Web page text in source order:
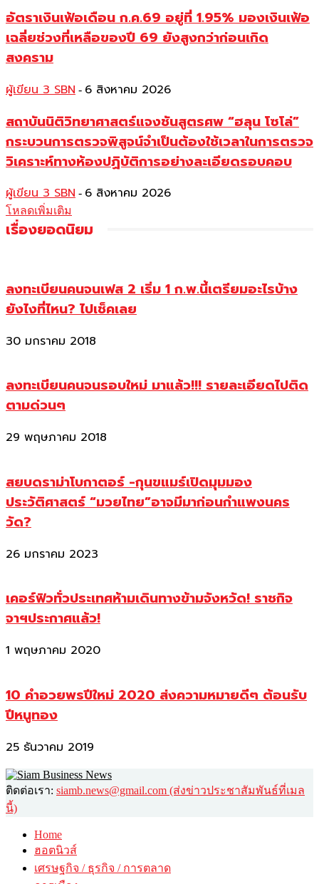
อัตราเงินเฟ้อเดือน ก.ค.69 อยู่ที่ 1.95% มองเงินเฟ้อ
เฉลี่ยช่วงที่เหลือของปี 69 ยังสูงกว่าก่อนเกิด
สงคราม
ผู้เขียน 3 SBN - 6 สิงหาคม 2026
สถาบันนิติวิทยาศาสตร์แจงชันสูตรศพ “ฮลุน โซโล่”
กระบวนการตรวจพิสูจน์จำเป็นต้องใช้เวลาในการตรวจ
วิเคราะห์ทางห้องปฏิบัติการอย่างละเอียดรอบคอบ
ผู้เขียน 3 SBN - 6 สิงหาคม 2026
โหลดเพิ่มเติม
เรื่องยอดนิยม
ลงทะเบียนคนจนเฟส 2 เริ่ม 1 ก.พ.นี้เตรียมอะไรบ้าง
ยังไงที่ไหน? ไปเช็คเลย
30 มกราคม 2018
ลงทะเบียนคนจนรอบใหม่ มาแล้ว!!! รายละเอียดไปติด
ตามด่วนๆ
29 พฤษภาคม 2018
สยบดราม่าโบกาตอร์ -กุนขแมร์เปิดมุมมอง
ประวัติศาสตร์ “มวยไทย”อาจมีมาก่อนกำแพงนคร
วัด?
26 มกราคม 2023
เคอร์ฟิวทั่วประเทศห้ามเดินทางข้ามจังหวัด! ราชกิจ
จาฯประกาศแล้ว!
1 พฤษภาคม 2020
10 คำอวยพรปีใหม่ 2020 ส่งความหมายดีๆ ต้อนรับ
ปีหนูทอง
25 ธันวาคม 2019
ติดต่อเรา: siamb.news@gmail.com (ส่งข่าวประชาสัมพันธ์ที่เมล
นี้)
Home
ฮอตนิวส์
เศรษฐกิจ / ธุรกิจ / การตลาด